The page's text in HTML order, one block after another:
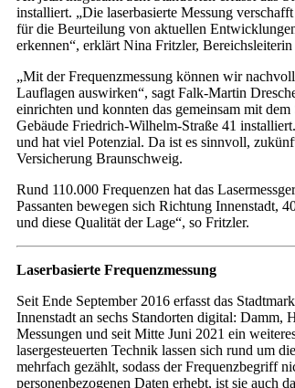
installiert. „Die laserbasierte Messung
für die Beurteilung von aktuellen
erkennen“, erklärt Nina Fritzler,
„Mit der Frequenzmessung können wir
Lauflagen auswirken“, sagt Falk-Martin
einrichten und konnten das gemeinsam mit
Gebäude Friedrich-Wilhelm-Straße 41
und hat viel Potenzial. Da ist es sinnvoll,
Versicherung Braunschweig.
Rund 110.000 Frequenzen hat das
Passanten bewegen sich Richtung Innenstadt,
und diese Qualität der Lage“, so Fritzler.
Laserbasierte Frequenzmessung
Seit Ende September 2016 erfasst das
Innenstadt an sechs Standorten digital: Damm,
Messungen und seit Mitte Juni 2021 ein
lasergesteuerten Technik lassen sich rund um
mehrfach gezählt, sodass der Frequenzbegriff
personenbezogenen Daten erhebt, ist sie auch